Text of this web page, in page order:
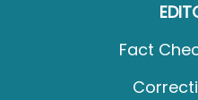
Fact